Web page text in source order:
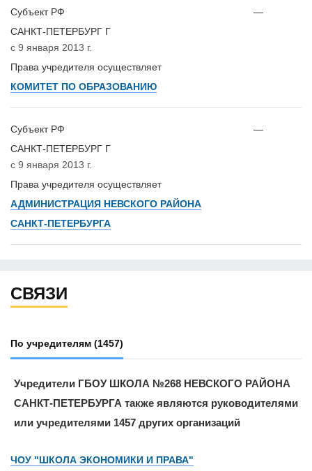
Субъект РФ
САНКТ-ПЕТЕРБУРГ Г
с 9 января 2013 г.
Права учредителя осуществляет
КОМИТЕТ ПО ОБРАЗОВАНИЮ
—
Субъект РФ
САНКТ-ПЕТЕРБУРГ Г
с 9 января 2013 г.
Права учредителя осуществляет
АДМИНИСТРАЦИЯ НЕВСКОГО РАЙОНА
САНКТ-ПЕТЕРБУРГА
—
СВЯЗИ
По учредителям (1457)
Учредители ГБОУ ШКОЛА №268 НЕВСКОГО РАЙОНА
САНКТ-ПЕТЕРБУРГА также являются руководителями
или учредителями 1457 других организаций
ЧОУ "ШКОЛА ЭКОНОМИКИ И ПРАВА"